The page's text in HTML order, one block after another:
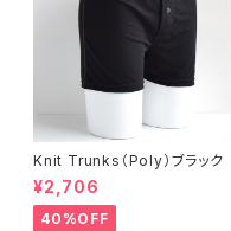
Knit Trunks（Poly）ブラック
¥2,706
40%OFF